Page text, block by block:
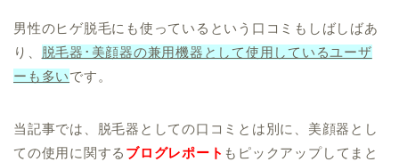
男性のヒゲ脱毛にも使っているという口コミもしばしばあ
り、 脱毛器･美顔器の兼用機器として使用しているユーザ
ーも多いです。
当記事では、脱毛器としての口コミとは別に、美顔器とし
ての使用に関する ブログレポート もピックアップしてまと